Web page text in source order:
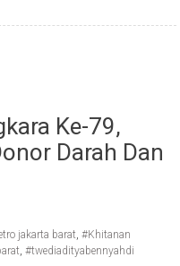
Ke-79,
Darah Dan
jakarta barat ,#Khitanan
,#twediadityabennyahdi